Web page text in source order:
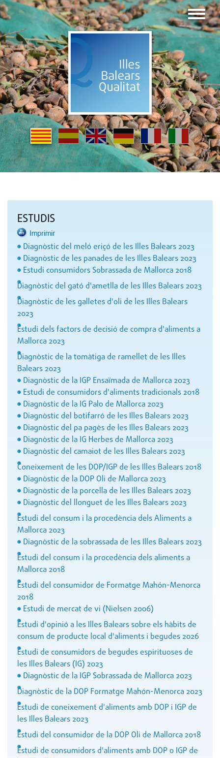
ESTUDIS
Imprimir
Diagnòstic del meló eriçó de les Illes Balears 2023
Diagnòstic de les panades de les Illes Balears 2023
Estudi consumidors Sobrassada de Mallorca 2018
Diagnòstic del gató d'ametlla de les Illes Balears 2023
Diagnòstic de les galletes d'oli de les Illes Balears
2023
Estudi dels factors de decisió de compra d'aliments a
Mallorca 2023
Diagnòstic de la tomàtiga de ramellet de les Illes
Balears 2023
Diagnòstic de la IGP Ensaïmada de Mallorca 2023
Estudi de consumidors d'aliments tradicionals 2018
Diagnòstic de la IG Palo de Mallorca 2023
Diagnòstic del botifarró de les Illes Balears 2023
Diagnòstic del pa pagès de les Illes Balears 2023
Diagnòstic de la IG Herbes de Mallorca 2023
Diagnòstic del camaiot de les Illes Balears 2023
Coneixement de les DOP/IGP de les Illes Balears 2018
Diagnòstic de la DOP Oli de Mallorca 2023
Diagnòstic de la porcella de les Illes Balears 2023
Diagnòstic del llonguet de les Illes Balears 2023
Estudi del consum i la procedència dels Aliments a
Mallorca 2023
Diagnòstic de la sobrassada de les Illes Balears 2023
Estudi del consum i la procedència dels aliments a
Mallorca 2018
Estudi del consumidor de Formatge Mahón-Menorca
2018
Estudi de mercat de vi (Nielsen 2006)
Estudi d'opinió a les Illes Balears sobre els hàbits de
consum de producte local d'aliments i begudes 2026
Estudi de consumidors de begudes espirituoses de
les Illes Balears (IG) 2023
Diagnòstic de la IGP Sobrassada de Mallorca 2023
Diagnòstic de la DOP Formatge Mahón-Menorca 2023
Estudi de coneixement d'aliments amb DOP i IGP de
les Illes Balears 2023
Estudi del consumidor de la DOP Oli de Mallorca 2018
Estudi de consumidors d'aliments amb DOP o IGP de